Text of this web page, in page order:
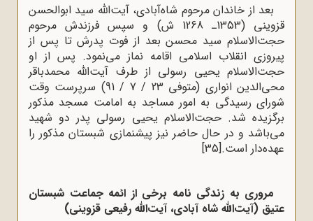
بعد از خاندان مرحوم شاه‌‌‌آبادی،‌ آیت‌الله سید ابوالحسن
قزوینی (1353ـ 1268 ش) و سپس فرزندش مرحوم
حجت‌الاسلام سید محسن بعد از فوت پدرش تا پس از
پیروزی انقلاب اسلامی اقامه نماز می‌نمود. پس از او
حجت‌الاسلام یحیی رسولی از طرف آیت‌الله محمدباقر
محی‌الدین انواری (متوفی 23 / 7 / 91) سرپرست وقت
شورای رسیدگی به امور مساجد به امامت مسجد مذکور
برگزیده شد. حجت‌الاسلام یحیی رسولی پدر دو شهید
می‌باشد و در حال حاضر نیز پیشنمازی شبستان مذکور را
عهده‌دار است.[35]
مروری به زندگی نامه برخی از ائمه جماعت شبستان
عتیق (آیت‌الله شاه آبادی، آیت‌الله رفیعی قزوینی)